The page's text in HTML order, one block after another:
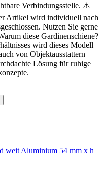
Verbindungsstelle. ⚠️
Artikel wird individuell nach
Nutzen Sie gerne
diese Gardinenschiene?
wird dieses Modell
von Objektausstattern
Lösung für ruhige
weit Aluminium 54 mm x h